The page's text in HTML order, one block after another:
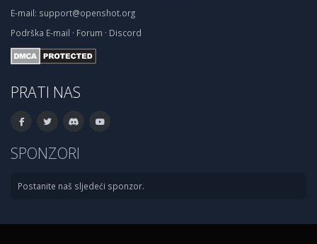
E-mail: support@openshot.org
Podrška E-mail · Forum · Discord
PRATI NAS
SPONZORI
Postanite naš sljedeći sponzor.